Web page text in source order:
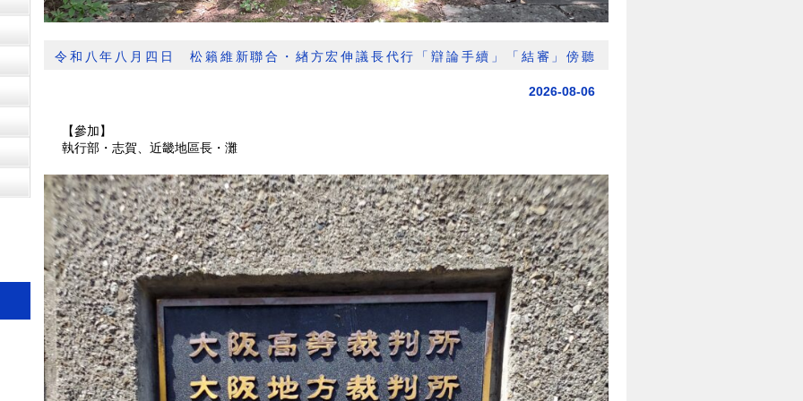
令和八年八月四日 松籟維新聯合・緖方宏伸議長代行「辯論手續」「結審」傍聽
2026-08-06
【參加】
執行部・志賀、近畿地區長・灘